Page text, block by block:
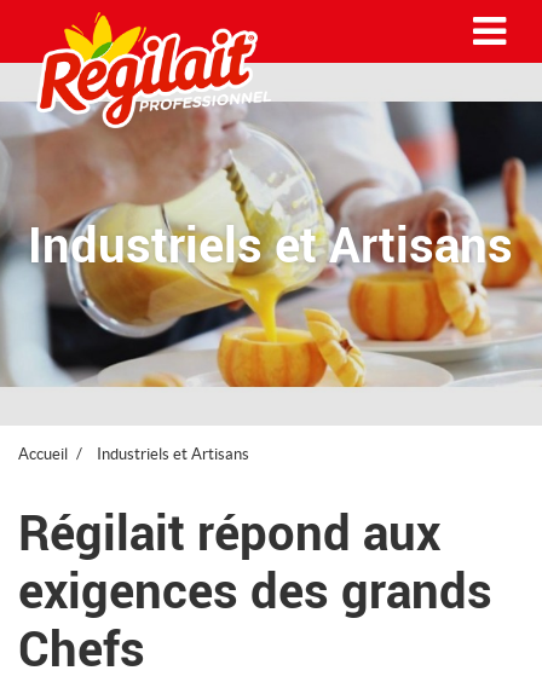
Industriels et Artisans
Accueil Industriels et Artisans
Régilait répond aux
exigences des grands
Chefs